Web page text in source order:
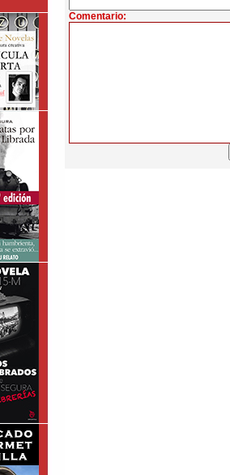
Comentario: